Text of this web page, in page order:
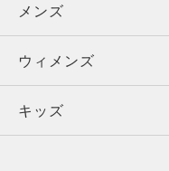
メンズ
ウィメンズ
キッズ
メンズ
トップス
ボトムス
ウィメンズ
トップス
キッズ